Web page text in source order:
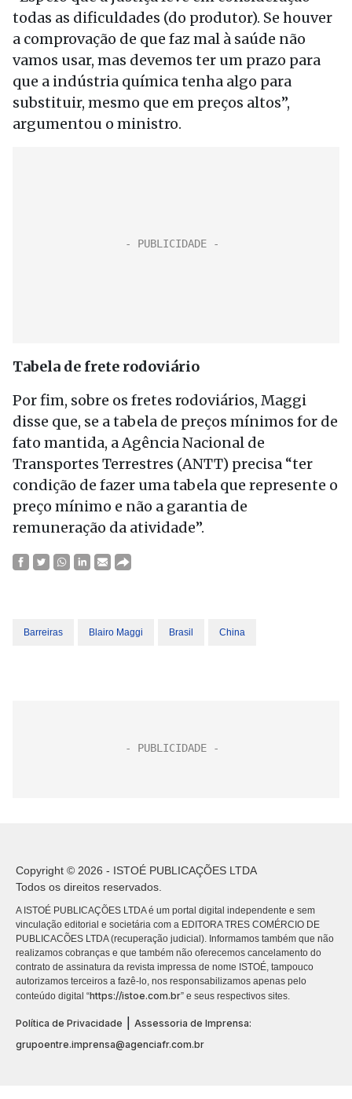
todas as dificuldades (do produtor). Se houver
a comprovação de que faz mal à saúde não
vamos usar, mas devemos ter um prazo para
que a indústria química tenha algo para
substituir, mesmo que em preços altos”,
argumentou o ministro.
Tabela de frete rodoviário
Por fim, sobre os fretes rodoviários, Maggi
disse que, se a tabela de preços mínimos for de
fato mantida, a Agência Nacional de
Transportes Terrestres (ANTT) precisa “ter
condição de fazer uma tabela que represente o
preço mínimo e não a garantia de
remuneração da atividade”.
Barreiras Blairo Maggi Brasil China
Copyright © 2026 - ISTOÉ PUBLICAÇÕES LTDA
Todos os direitos reservados.
A ISTOÉ PUBLICAÇÕES LTDA é um portal digital independente e sem
vinculação editorial e societária com a EDITORA TRES COMÉRCIO DE
PUBLICACÕES LTDA (recuperação judicial). Informamos também que não
realizamos cobranças e que também não oferecemos cancelamento do
contrato de assinatura da revista impressa de nome ISTOÉ, tampouco
autorizamos terceiros a fazê-lo, nos responsabilizamos apenas pelo
conteúdo digital “https://istoe.com.br” e seus respectivos sites.
Política de Privacidade
Assessoria de Imprensa:
grupoentre.imprensa@agenciafr.com.br